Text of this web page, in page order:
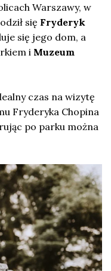
Warszawy, w
się Fryderyk
się jego dom, a
i Muzeum
czas na wizytę
Fryderyka Chopina
po parku można